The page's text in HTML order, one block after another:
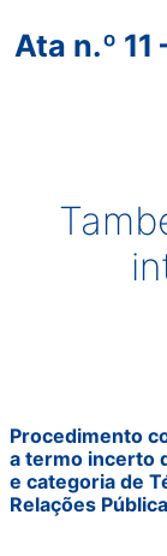
Ata n.º 11
Procedimento
a termo incerto
e categoria de
Relações